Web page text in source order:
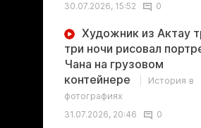
30.07.2026, 15:52
0
Художник из Актау
три ночи рисовал
Чана на грузовом
контейнере
История в
фотографиях
31.07.2026, 20:46
0